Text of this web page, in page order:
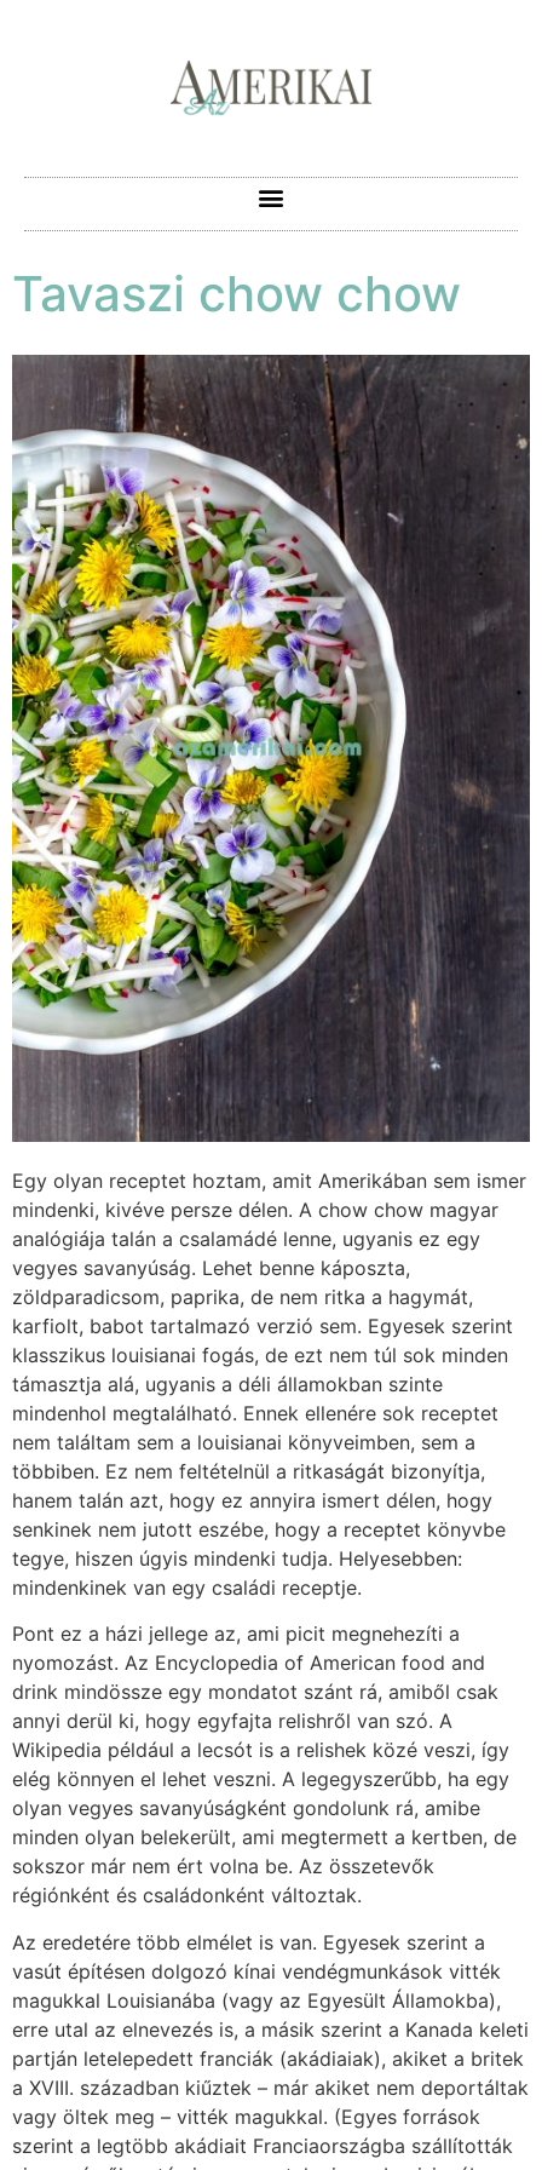
Tavaszi chow chow
Egy olyan receptet hoztam, amit Amerikában sem ismer
mindenki, kivéve persze délen. A chow chow magyar
analógiája talán a csalamádé lenne, ugyanis ez egy
vegyes savanyúság. Lehet benne káposzta,
zöldparadicsom, paprika, de nem ritka a hagymát,
karfiolt, babot tartalmazó verzió sem. Egyesek szerint
klasszikus louisianai fogás, de ezt nem túl sok minden
támasztja alá, ugyanis a déli államokban szinte
mindenhol megtalálható. Ennek ellenére sok receptet
nem találtam sem a louisianai könyveimben, sem a
többiben. Ez nem feltételnül a ritkaságát bizonyítja,
hanem talán azt, hogy ez annyira ismert délen, hogy
senkinek nem jutott eszébe, hogy a receptet könyvbe
tegye, hiszen úgyis mindenki tudja. Helyesebben:
mindenkinek van egy családi receptje.
Pont ez a házi jellege az, ami picit megnehezíti a
nyomozást. Az Encyclopedia of American food and
drink mindössze egy mondatot szánt rá, amiből csak
annyi derül ki, hogy egyfajta relishről van szó. A
Wikipedia például a lecsót is a relishek közé veszi, így
elég könnyen el lehet veszni. A legegyszerűbb, ha egy
olyan vegyes savanyúságként gondolunk rá, amibe
minden olyan belekerült, ami megtermett a kertben, de
sokszor már nem ért volna be. Az összetevők
régiónként és családonként változtak.
Az eredetére több elmélet is van. Egyesek szerint a
vasút építésen dolgozó kínai vendégmunkások vitték
magukkal Louisianába (vagy az Egyesült Államokba),
erre utal az elnevezés is, a másik szerint a Kanada keleti
partján letelepedett franciák (akádiaiak), akiket a britek
a XVIII. században kiűztek – már akiket nem deportáltak
vagy öltek meg – vitték magukkal. (Egyes források
szerint a legtöbb akádiait Franciaországba szállították